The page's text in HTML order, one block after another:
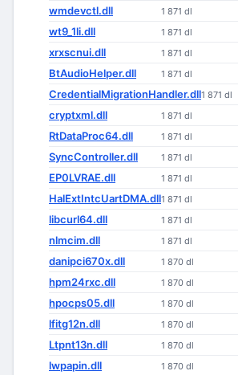
wmdevctl.dll 1 871 dl
wt9_1li.dll 1 871 dl
xrxscnui.dll 1 871 dl
BtAudioHelper.dll 1 871 dl
CredentialMigrationHandler.dll1 871 dl
cryptxml.dll 1 871 dl
RtDataProc64.dll 1 871 dl
SyncController.dll 1 871 dl
EP0LVRAE.dll 1 871 dl
HalExtIntcUartDMA.dll1 871 dl
libcurl64.dll 1 871 dl
nlmcim.dll 1 871 dl
danipci670x.dll 1 870 dl
hpm24rxc.dll 1 870 dl
hpocps05.dll 1 870 dl
lfitg12n.dll 1 870 dl
Ltpnt13n.dll 1 870 dl
lwpapin.dll 1 870 dl